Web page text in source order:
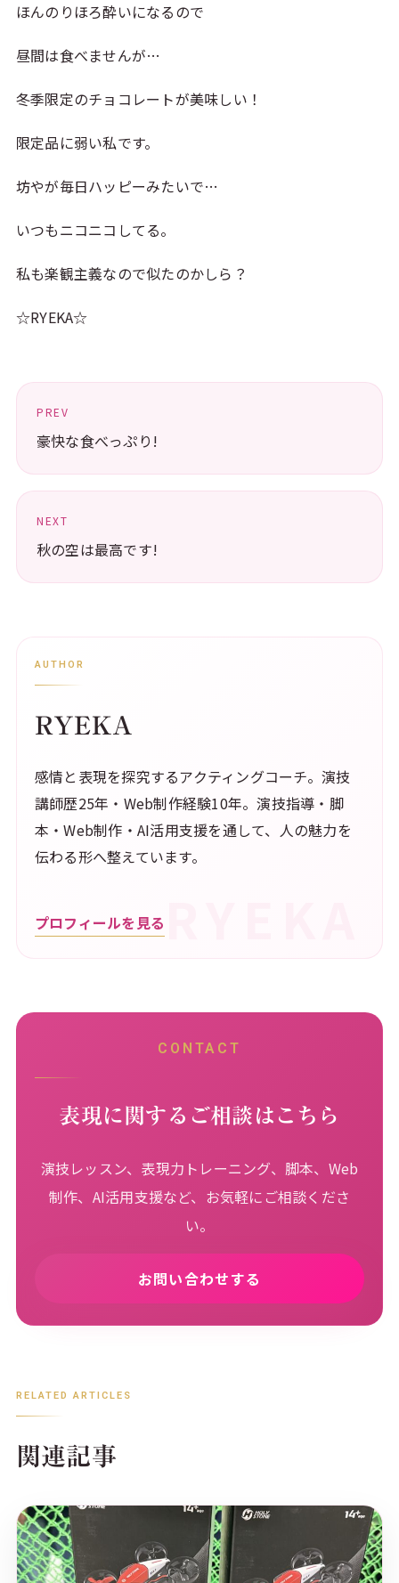
ほんのりほろ酔いになるので
昼間は食べませんが…
冬季限定のチョコレートが美味しい！
限定品に弱い私です。
坊やが毎日ハッピーみたいで…
いつもニコニコしてる。
私も楽観主義なので似たのかしら？
☆RYEKA☆
PREV
豪快な食べっぷり!
NEXT
秋の空は最高です!
AUTHOR
RYEKA
感情と表現を探究するアクティングコーチ。演技
講師歴25年・Web制作経験10年。演技指導・脚
本・Web制作・AI活用支援を通して、人の魅力を
伝わる形へ整えています。
プロフィールを見る
CONTACT
表現に関するご相談はこちら
演技レッスン、表現力トレーニング、脚本、Web
制作、AI活用支援など、お気軽にご相談くださ
い。
お問い合わせする
RELATED ARTICLES
関連記事